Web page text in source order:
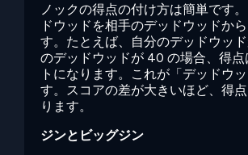
ノックの得点の付け方は簡単です
ドウッドを相手のデッドウッドか
す。たとえば、自分のデッドウッ
のデッドウッドが 40 の場合、得点
トになります。これが「デッドウ
す。スコアの差が大きいほど、得
ります。
ジンとビッグジン